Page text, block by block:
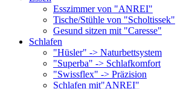
Esszimmer von "ANREI"
Tische/Stühle von "Scholtissek"
Gesund sitzen mit "Caresse"
Schlafen
"Hüsler" -> Naturbettsystem
"Superba" -> Schlafkomfort
"Swissflex" -> Präzision
Schlafen mit"ANREI"